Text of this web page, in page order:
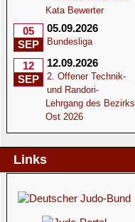
Kata Bewerter
05
SEP
05.09.2026
Bundesliga
12
SEP
12.09.2026
2. Offener Technik-
und Randori-
Lehrgang des Bezirks
Ost 2026
Links